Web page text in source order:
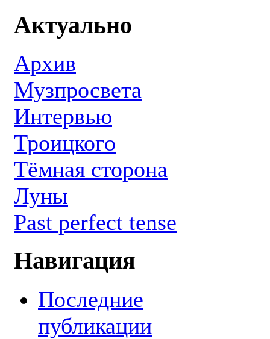
Актуально
Архив
Музпросвета
Интервью
Троицкого
Тёмная сторона
Луны
Past perfect tense
Навигация
Последние
публикации